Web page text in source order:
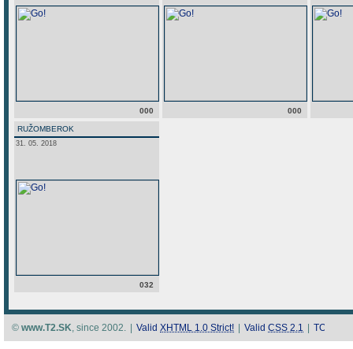
000 000
RUŽOMBEROK
31. 05. 2018
032
© www.T2.SK, since 2002. Valid XHTML 1.0 Strict! Valid CSS 2.1